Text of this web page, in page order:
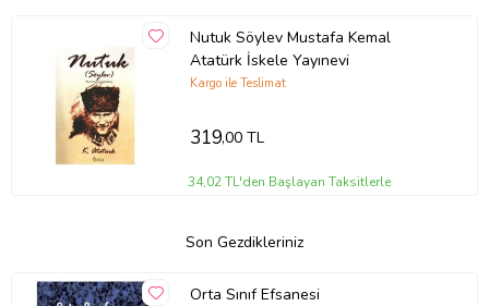
Nutuk Söylev Mustafa Kemal
Atatürk İskele Yayınevi
Kargo ile Teslimat
319,00 TL
34,02 TL'den Başlayan Taksitlerle
Son Gezdikleriniz
Orta Sınıf Efsanesi